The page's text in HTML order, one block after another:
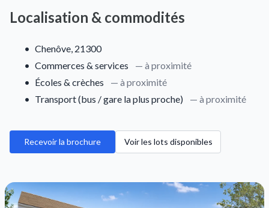
Localisation & commodités
• Chenôve, 21300
• Commerces & services
— à proximité
• Écoles & crèches
— à proximité
• Transport (bus / gare la plus proche) — à proximité
Recevoir la brochure Voir les lots disponibles